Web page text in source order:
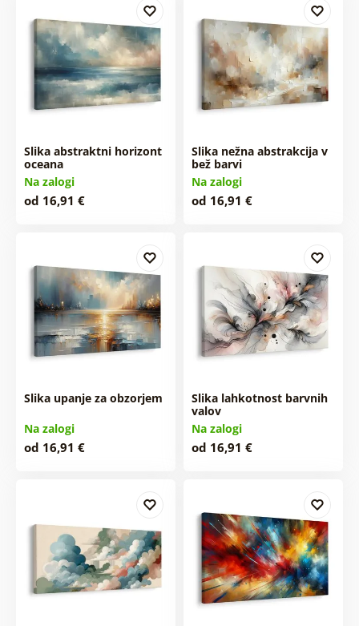
Slika abstraktni horizont
oceana
Na zalogi
od 16,91 €
Slika nežna abstrakcija v
bež barvi
Na zalogi
od 16,91 €
Slika upanje za obzorjem
Na zalogi
od 16,91 €
Slika lahkotnost barvnih
valov
Na zalogi
od 16,91 €